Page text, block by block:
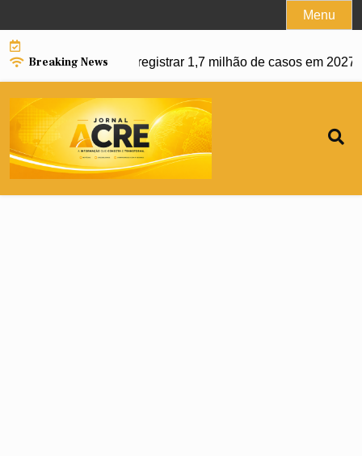
to
content
Menu
Breaking News
e Brasil pode registrar 1,7 milhão de casos em 2027 |